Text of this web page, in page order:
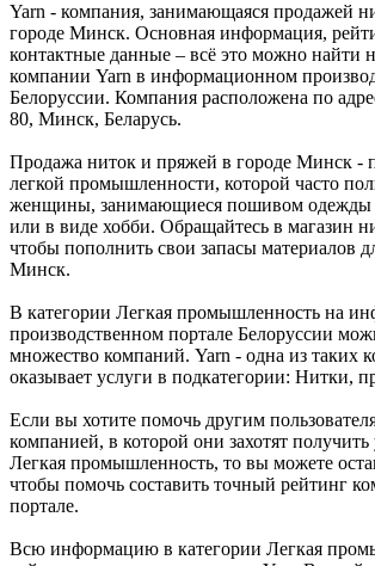
Yarn - компания, занимающаяся продажей
городе Минск. Основная информация,
контактные данные – всё это можно найти
компании Yarn в информационном
Белоруссии. Компания расположена по
80, Минск, Беларусь.
Продажа ниток и пряжей в городе Минск -
легкой промышленности, которой часто
женщины, занимающиеся пошивом одежды
или в виде хобби. Обращайтесь в магазин
чтобы пополнить свои запасы материалов
Минск.
В категории Легкая промышленность на
производственном портале Белоруссии
множество компаний. Yarn - одна из таких
оказывает услуги в подкатегории: Нитки,
Если вы хотите помочь другим
компанией, в которой они захотят получить
Легкая промышленность, то вы можете
чтобы помочь составить точный рейтинг
портале.
Всю информацию в категории Легкая